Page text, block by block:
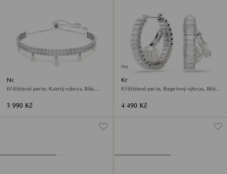
Náramek Ariana Grande x
Swarovski
Křišťálová perla, Kulatý výbrus, Bílá,
3 990 Kč
Není na skladě
Kruhové náušnice Ariana
Grande x Swarovski
Křišťálová perla, Bagetový výbrus, Bílá,
4 490 Kč